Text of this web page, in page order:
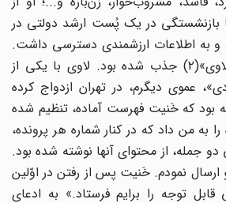
در یک پُست ارشد دولتی در
اطلاعات ارزشمندی دسترسی داشت.
خَنیت توسط «گرجی لاوی»(۲) جذب شده بود. لاوی با یکی از
عموی دیگرم، در تهران ازدواج کرده
که خَنیت فهرست آماده، تنظیم شده
پرونده را به من داد که در کنار شماره هر پرونده،
جمله، از محتوای آنها نوشته شده بود.
ارسال نمودم. خَنیت پس از رفتن در اوّلین
توجه را برایم فرستاد.» به ادعای